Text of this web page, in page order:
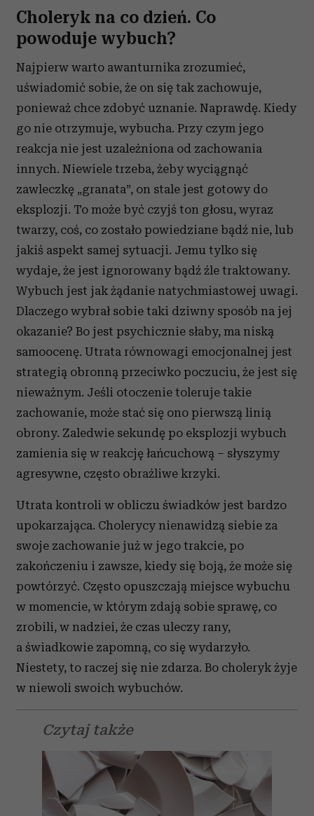
Choleryk na co dzień. Co
powoduje wybuch?
Najpierw warto awanturnika zrozumieć,
uświadomić sobie, że on się tak zachowuje,
ponieważ chce zdobyć uznanie. Naprawdę. Kiedy
go nie otrzymuje, wybucha. Przy czym jego
reakcja nie jest uzależniona od zachowania
innych. Niewiele trzeba, żeby wyciągnąć
zawleczkę „granata”, on stale jest gotowy do
eksplozji. To może być czyjś ton głosu, wyraz
twarzy, coś, co zostało powiedziane bądź nie, lub
jakiś aspekt samej sytuacji. Jemu tylko się
wydaje, że jest ignorowany bądź źle traktowany.
Wybuch jest jak żądanie natychmiastowej uwagi.
Dlaczego wybrał sobie taki dziwny sposób na jej
okazanie? Bo jest psychicznie słaby, ma niską
samoocenę. Utrata równowagi emocjonalnej jest
strategią obronną przeciwko poczuciu, że jest się
nieważnym. Jeśli otoczenie toleruje takie
zachowanie, może stać się ono pierwszą linią
obrony. Zaledwie sekundę po eksplozji wybuch
zamienia się w reakcję łańcuchową – słyszymy
agresywne, często obraźliwe krzyki.
Utrata kontroli w obliczu świadków jest bardzo
upokarzająca. Cholerycy nienawidzą siebie za
swoje zachowanie już w jego trakcie, po
zakończeniu i zawsze, kiedy się boją, że może się
powtórzyć. Często opuszczają miejsce wybuchu
w momencie, w którym zdają sobie sprawę, co
zrobili, w nadziei, że czas uleczy rany,
a świadkowie zapomną, co się wydarzyło.
Niestety, to raczej się nie zdarza. Bo choleryk żyje
w niewoli swoich wybuchów.
Czytaj także